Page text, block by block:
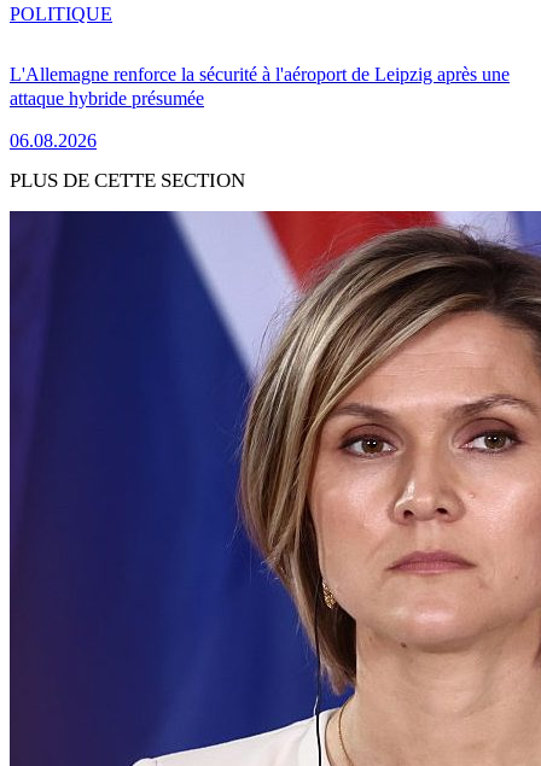
L'Allemagne renforce la sécurité à l'aéroport de Leipzig après une
attaque hybride présumée
06.08.2026
POLITIQUE
PLUS DE CETTE SECTION